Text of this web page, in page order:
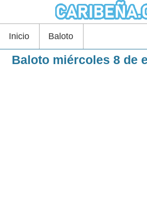
Inicio Baloto
Baloto miércoles 8 de